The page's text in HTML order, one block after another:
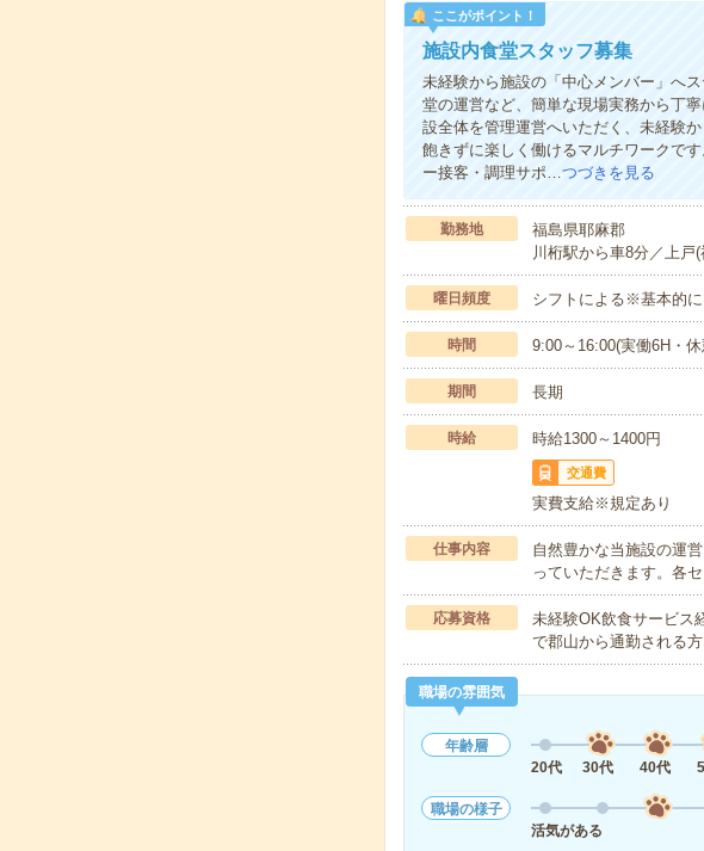
ここがポイント！
施設内食堂スタッフ募集
未経験から施設の「中心メンバー」へ
堂の運営など、簡単な現場実務から丁
設全体を管理運営へいただく、未経験
飽きずに楽しく働けるマルチワークで
ー接客・調理サポ…つづきを見る
勤務地
福島県耶麻郡
川桁駅から車8分／上戸
曜日頻度 シフトによる※基本的
時間 9:00～16:00(実働6H・
期間 長期
時給 時給1300～1400円
交通費
実費支給※規定あり
仕事内容
自然豊かな当施設の運
っていただきます。各
応募資格
未経験OK飲食サービス
で郡山から通勤される
職場の雰囲気
年齢層
20代
30代 40代
職場の様子
活気がある